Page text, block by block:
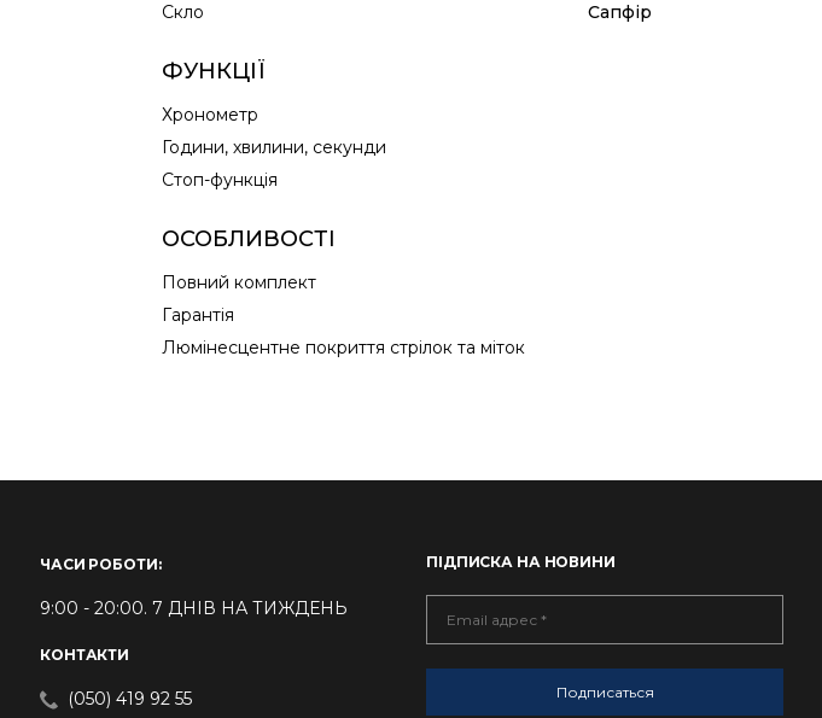
Скло
Сапфір
ФУНКЦІЇ
Хронометр
Години, хвилини, секунди
Cтоп-функція
ОСОБЛИВОСТІ
Повний комплект
Гарантія
Люмінесцентне покриття стрілок та міток
ЧАСИ РОБОТИ:
9:00 - 20:00. 7 ДНІВ НА ТИЖДЕНЬ
КОНТАКТИ
(050) 419 92 55
ПІДПИСКА НА НОВИНИ